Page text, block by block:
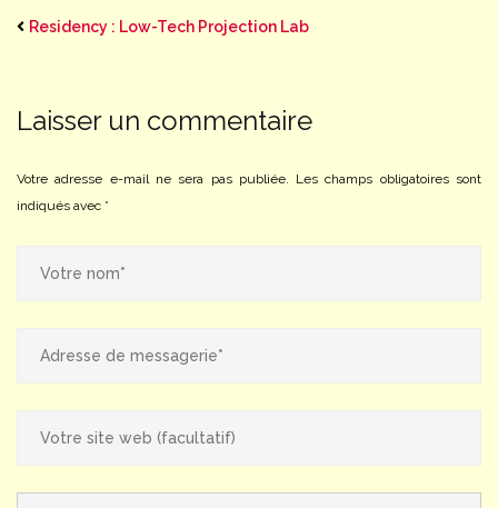
Residency : Low-Tech Projection Lab
Laisser un commentaire
Votre adresse e-mail ne sera pas publiée. Les champs obligatoires sont
indiqués avec *